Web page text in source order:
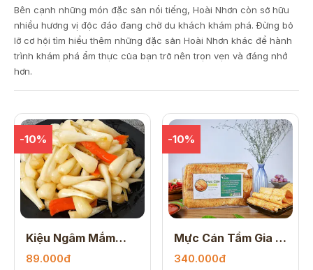
Bên cạnh những món đặc sản nổi tiếng, Hoài Nhơn còn sở hữu
nhiều hương vị độc đáo đang chờ du khách khám phá. Đừng bỏ
lỡ cơ hội tìm hiểu thêm những đặc sản Hoài Nhơn khác để hành
trình khám phá ẩm thực của bạn trở nên trọn vẹn và đáng nhớ
hơn.
-10%
Kiệu Ngâm Mắm
500gr
89.000đ
-10%
Mực Cán Tẩm Gia Vị
250gr
340.000đ